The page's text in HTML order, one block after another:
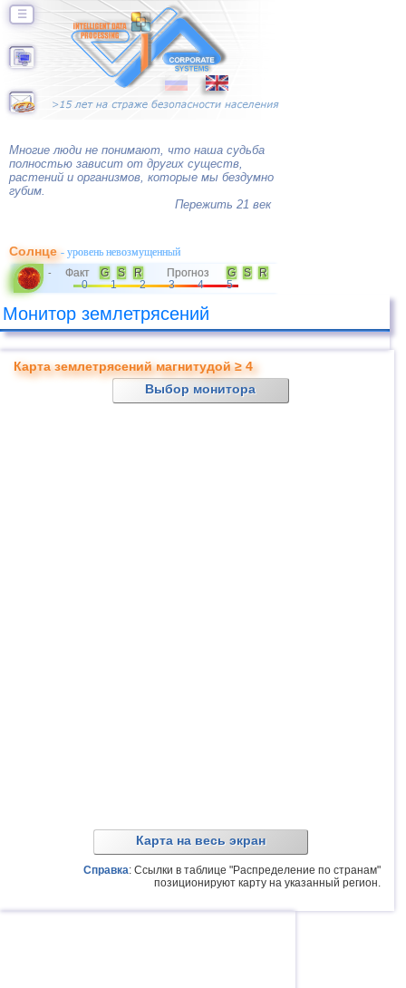
☰
Многие люди не понимают, что наша судьба
полностью зависит от других существ,
растений и организмов, которые мы бездумно
губим.
Пережить 21 век
Солнце- уровень невозмущенный
- Факт G S R Прогноз G S
R
0
1 2 3 4 5
Монитор землетрясений
Карта землетрясений магнитудой ≥ 4
Выбор монитора
Карта на весь экран
Справка: Ссылки в таблице "Распределение по странам"
позиционируют карту на указанный регион.